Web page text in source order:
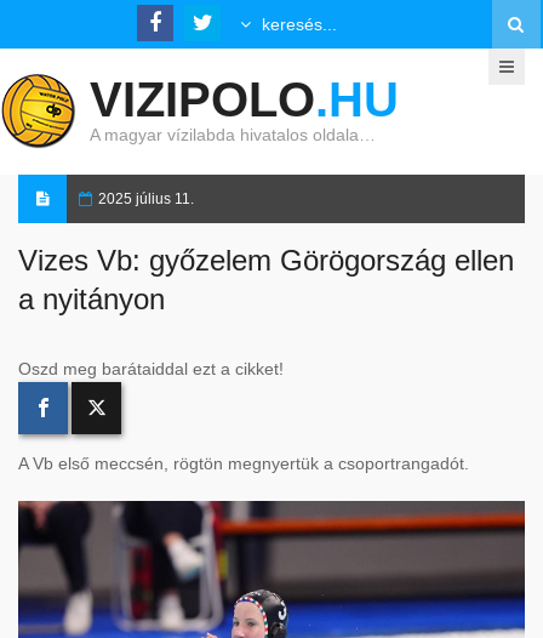
VIZIPOLO.HU
A magyar vízilabda hivatalos oldala…
2025 július 11.
Vizes Vb: győzelem Görögország ellen
a nyitányon
Oszd meg barátaiddal ezt a cikket!
A Vb első meccsén, rögtön megnyertük a csoportrangadót.